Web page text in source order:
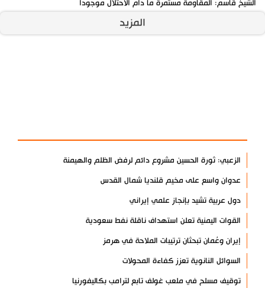
الشيخ قاسم: المقاومة مستمرة ما دام الاحتلال موجودا
المزيد
الزعبي: ثورة الحسين مشروع دائم لرفض الظلم والهيمنة
عدوان واسع على مخيم قلنديا شمال القدس
دول عربية تشيد بإنجاز علمي إيراني
القوات اليمنية تعلن استهداف ناقلة نفط سعودية
إيران وعُمان تبحثان ترتيبات الملاحة في هرمز
السوائل النانوية تعزز كفاءة المحولات
توقيف مسلح في ملعب غولف تابع لترامب بكاليفورنيا